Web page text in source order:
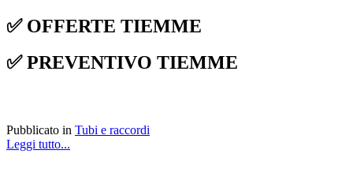
✅ OFFERTE TIEMME
✅ PREVENTIVO TIEMME
Pubblicato in Tubi e raccordi
Leggi tutto...